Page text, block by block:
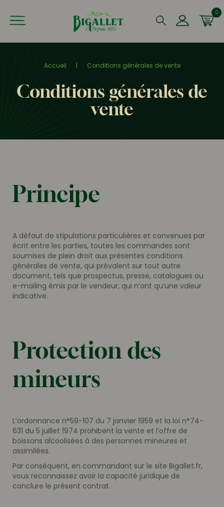
Que recherchez-vous ?
0
Accueil | Conditions générales de vente
Conditions générales de
vente
Principe
A défaut de stipulations particulières et convenues par
écrit entre les parties, toutes les commandes sont
soumises de plein droit aux présentes conditions
générales de vente, qui prévalent sur tout autre
document, tels que prospectus, presse, catalogues ou
e-mailing émis par le vendeur, qui n’ont qu’une valeur
indicative.
Protection des
mineurs
L’ordonnance n°59-107 du 7 janvier 1959 et la loi n°74-
631 du 5 juillet 1974 prohibent la vente et l’offre de
boissons alcoolisées à des personnes mineures et
assimilées.
Par conséquent, en commandant sur le site Bigallet.fr,
vous reconnaissez avoir la capacité juridique de
conclure le présent contrat.